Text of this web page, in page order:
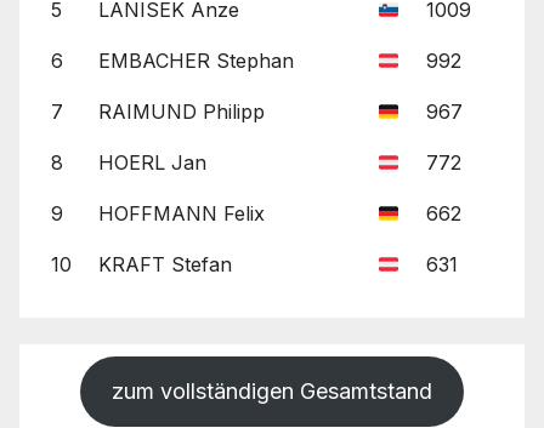
5 LANISEK Anze 1009
6 EMBACHER Stephan 992
7 RAIMUND Philipp 967
8 HOERL Jan 772
9 HOFFMANN Felix 662
10 KRAFT Stefan 631
zum vollständigen Gesamtstand